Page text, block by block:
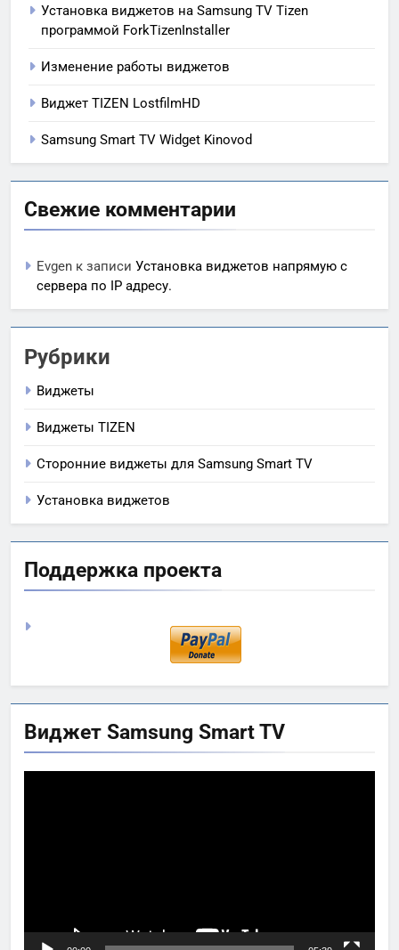
Установка виджетов на Samsung TV Tizen
программой ForkTizenInstaller
Изменение работы виджетов
Виджет TIZEN LostfilmHD
Samsung Smart TV Widget Kinovod
Свежие комментарии
Evgen к записи Установка виджетов напрямую с
сервера по IP адресу.
Рубрики
Виджеты
Виджеты TIZEN
Сторонние виджеты для Samsung Smart TV
Установка виджетов
Поддержка проекта
Виджет Samsung Smart TV